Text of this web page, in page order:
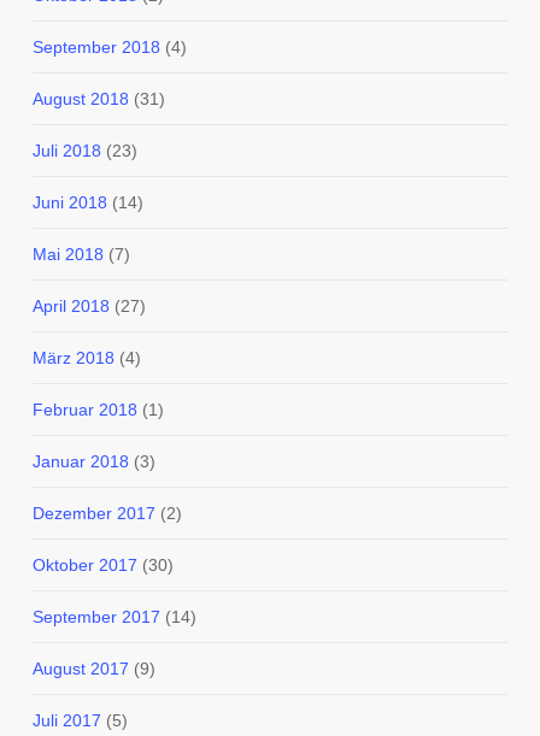
September 2018 (4)
August 2018 (31)
Juli 2018 (23)
Juni 2018 (14)
Mai 2018 (7)
April 2018 (27)
März 2018 (4)
Februar 2018 (1)
Januar 2018 (3)
Dezember 2017 (2)
Oktober 2017 (30)
September 2017 (14)
August 2017 (9)
Juli 2017 (5)